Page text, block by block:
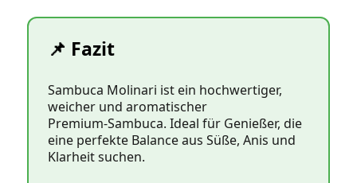
📌 Fazit
Sambuca Molinari ist ein hochwertiger,
weicher und aromatischer
Premium‑Sambuca. Ideal für Genießer, die
eine perfekte Balance aus Süße, Anis und
Klarheit suchen.